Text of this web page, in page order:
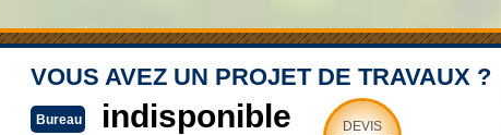
VOUS AVEZ UN PROJET DE TRAVAUX ?
Bureau indisponible
DEVIS